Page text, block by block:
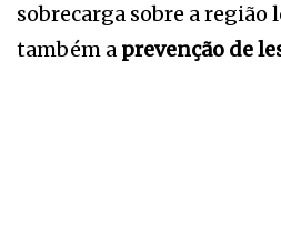
sobrecarga sobre a região
também a prevenção de